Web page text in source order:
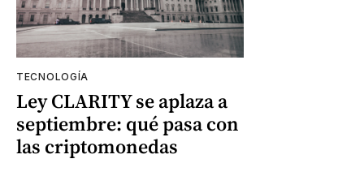
TECNOLOGÍA
Ley CLARITY se aplaza a
septiembre: qué pasa con
las criptomonedas